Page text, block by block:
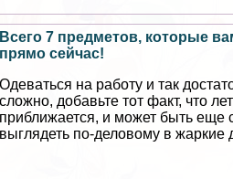
Всего 7 предметов, которые
прямо сейчас!
Одеваться на работу и так
сложно, добавьте тот факт, что
приближается, и может быть еще
выглядеть по-деловому в жаркие